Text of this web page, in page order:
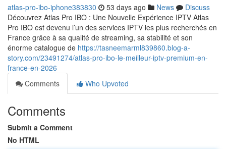
atlas-pro-ibo-iphone383830 53 days ago News
Discuss
Découvrez Atlas Pro IBO : Une Nouvelle Expérience IPTV Atlas
Pro IBO est devenu l’un des services IPTV les plus recherchés en
France grâce à sa qualité de streaming, sa stabilité et son
énorme catalogue de https://tasneemarml839860.blog-a-
story.com/23491274/atlas-pro-ibo-le-meilleur-iptv-premium-en-
france-en-2026
Comments
Who Upvoted
Comments
Submit a Comment
No HTML